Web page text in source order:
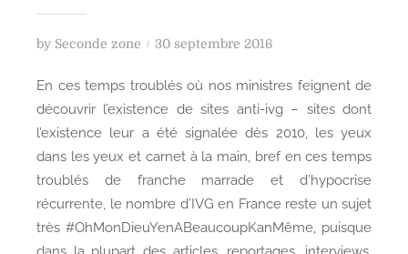
by Seconde zone
P
s
t
e
d
o
n
30 septembre 2016
En ces temps troublés où nos ministres feignent de
découvrir l’existence de sites anti-ivg – sites dont
l’existence leur a été signalée dès 2010, les yeux
dans les yeux et carnet à la main, bref en ces temps
troublés de franche marrade et d’hypocrise
récurrente, le nombre d’IVG en France reste un sujet
très #OhMonDieuYenABeaucoupKanMême, puisque
dans la plupart des articles, reportages, interviews,